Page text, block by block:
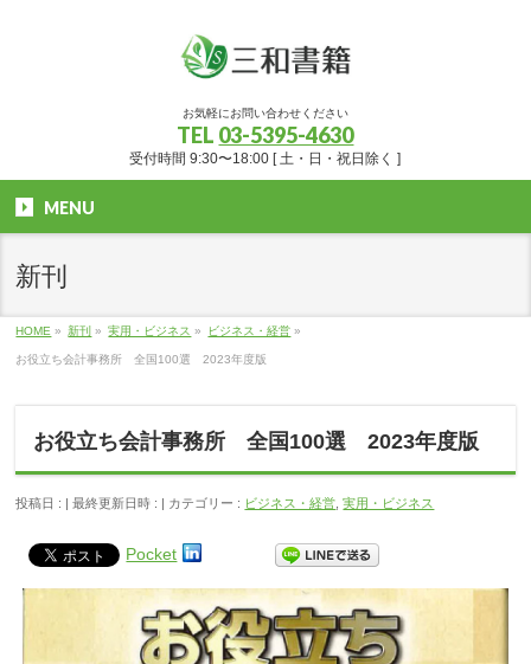
お気軽にお問い合わせください
TEL 03-5395-4630
受付時間 9:30〜18:00 [ 土・日・祝日除く ]
MENU
新刊
HOME » 新刊 » 実用・ビジネス » ビジネス・経営 »
お役立ち会計事務所 全国100選 2023年度版
お役立ち会計事務所 全国100選 2023年度版
投稿日 : 最終更新日時 : カテゴリー : ビジネス・経営 ,実用・ビジネス
Pocket